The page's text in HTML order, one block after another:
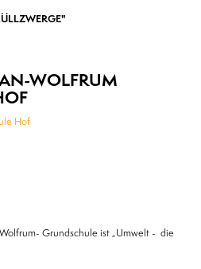
WOLFRUM
Hof
Grundschule ist „Umwelt - die